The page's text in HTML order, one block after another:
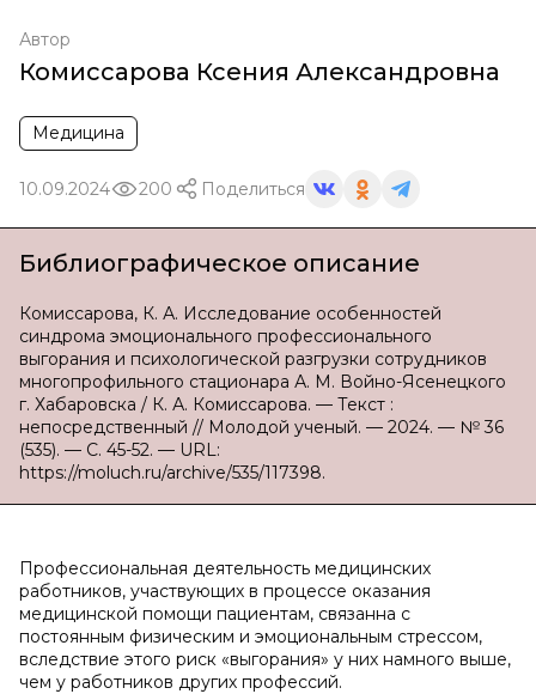
Автор
Комиссарова Ксения Александровна
Медицина
10.09.2024 200 Поделиться
Библиографическое описание
Комиссарова, К. А. Исследование особенностей
синдрома эмоционального профессионального
выгорания и психологической разгрузки сотрудников
многопрофильного стационара А. М. Войно-Ясенецкого
г. Хабаровска / К. А. Комиссарова. — Текст :
непосредственный // Молодой ученый. — 2024. — № 36
(535). — С. 45-52. — URL:
https://moluch.ru/archive/535/117398.
Профессиональная деятельность медицинских
работников, участвующих в процессе оказания
медицинской помощи пациентам, связанна с
постоянным физическим и эмоциональным стрессом,
вследствие этого риск «выгорания» у них намного выше,
чем у работников других профессий.